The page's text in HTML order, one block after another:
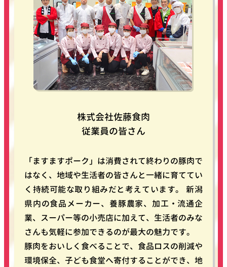
株式会社佐藤食肉
従業員の皆さん
「ますますポーク」は消費されて終わりの豚肉で
はなく、地域や生活者の皆さんと一緒に育ててい
く持続可能な取り組みだと考えています。 新潟
県内の食品メーカー、養豚農家、加工・流通企
業、スーパー等の小売店に加えて、生活者のみな
さんも気軽に参加できるのが最大の魅力です。
豚肉をおいしく食べることで、食品ロスの削減や
環境保全、子ども食堂へ寄付することができ、地